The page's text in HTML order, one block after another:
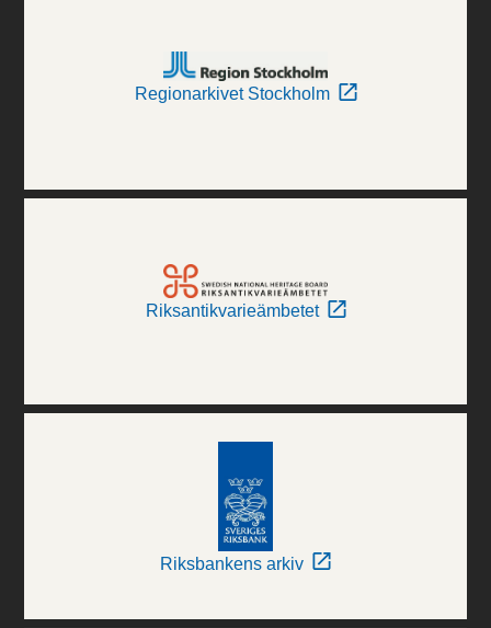
Regionarkivet Stockholm
Riksantikvarieämbetet
Riksbankens arkiv